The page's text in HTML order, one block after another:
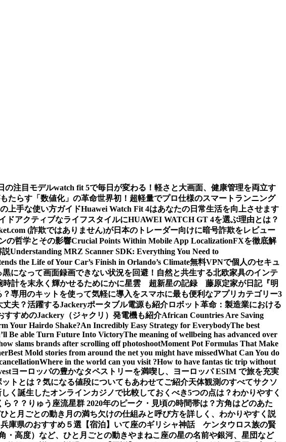
の注目モデルwatch fit 5で毎日が変わる！軽さと大画面、健康管理を両立す
たらす「数値化」の革命世界初！超軽量でプロ仕様のスマートランニング
上手な使い方ガイドHuawei Watch Fit 4はあなたの日常生活を向上させます
ドアクティブなライフスタイルにHUAWEI WATCH GT 4を選ぶ理由とは？
(詐欺ではありません)が日本のトレーダー向けに暗号詐欺をレビュー
の哲学とその影響Crucial Points Within Mobile App LocalizationFXを徹底解
説Understanding MRZ Scanner SDK: Everything You Need to
the Life of Your Car’s Finish in Orlando’s Climate無料VPNで個人のセキュ
になって画面録画できない状況を回避！ 自然と共生する北欧家具のインテ
時計を末永く輝かせるためにかに星雲 超新星の記録 藤原定家が日記『明
専用のキットを使って気軽に導入をスマホに最も便利なアプリカテゴリー3
夫？活躍するJackeryポータブル電源も紹介ロボット革命：製造業における
すすめのJackery（ジャクリ）発電機も紹介African Countries Are Saving
Your Hairdo Shake?An Incredibly Easy Strategy for EverybodyThe best
Be able Turn Future Into VictoryThe meaning of wellbeing has advanced over
slams brands after scrolling off photoshootMoment Pot Formulas That Make
Best Mold stories from around the net you might have missedWhat Can You do
Where in the world can you visit ?How to have fantas tic trip without
ヨーロッパの豊かなタペストリーを満喫し、ヨーロッパ ESIM で旅を充実
トとは？気になる値段についてもあわせてご紹介天体観測のすべてサクソ
しく誕生したオンラインカジノで比較しておくべき5つの点は？わかりやすく
ら？？ りゅう座流星群 2020年のピーク・見頃の時間帯は？方角はどのあた
と月ごとの動き 月の満ち欠けの仕組みと呼び方を詳しく、わかりやすく説
庫県のおすすめ５選【宿泊】 いて座のギリシャ神話 ケンタウロス族の賢
高度）など、ひと月ごとの動きやまねこ座の星の名前や銀河、星団など